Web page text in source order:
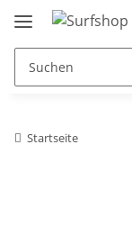
Startseite